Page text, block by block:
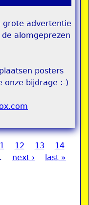
grote advertentie
alomgeprezen
posters
onze bijdrage :-)
12 13
14
next › last »